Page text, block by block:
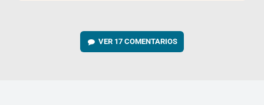
VER 17 COMENTARIOS